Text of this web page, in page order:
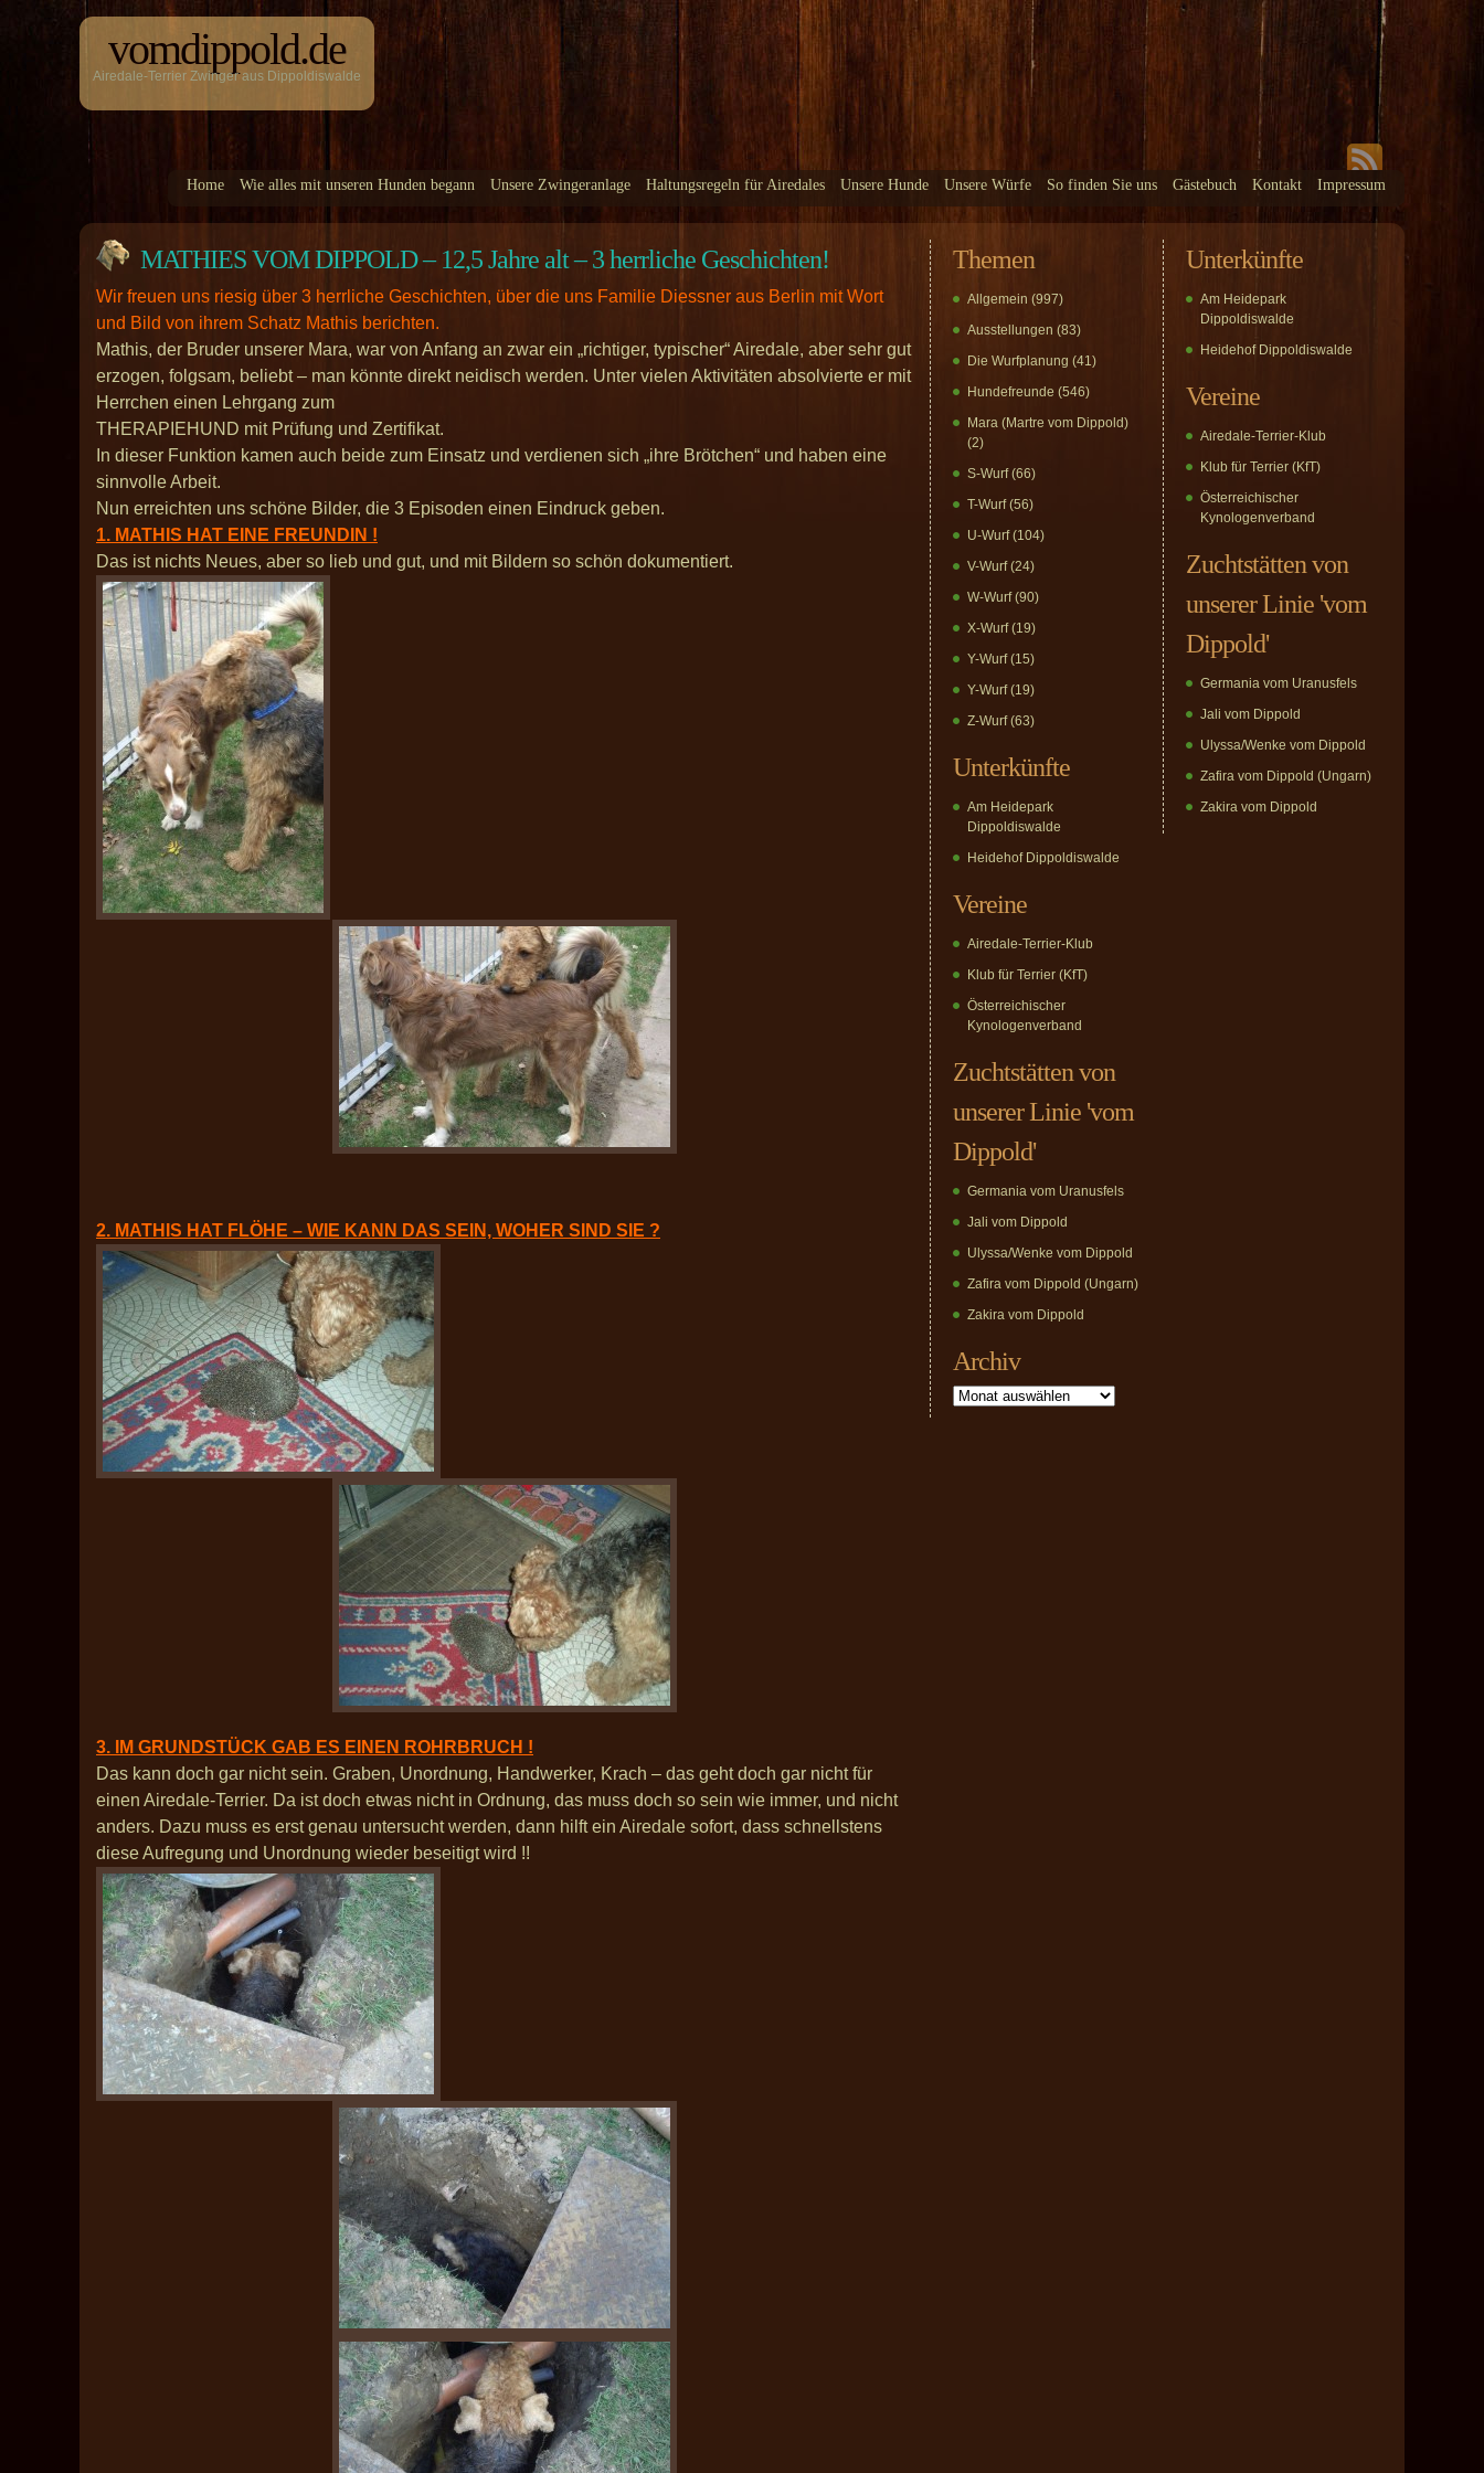
vomdippold.de
Airedale-Terrier Zwinger aus Dippoldiswalde
Home Wie alles mit unseren Hunden begann Unsere Zwingeranlage Haltungsregeln für Airedales Unsere Hunde Unsere Würfe So finden Sie uns Gästebuch Kontakt Impressum
MATHIES VOM DIPPOLD – 12,5 Jahre alt – 3 herrliche Geschichten!
Wir freuen uns riesig über 3 herrliche Geschichten, über die uns Familie Diessner aus Berlin mit Wort
und Bild von ihrem Schatz Mathis berichten.
Mathis, der Bruder unserer Mara, war von Anfang an zwar ein „richtiger, typischer“ Airedale, aber sehr gut
erzogen, folgsam, beliebt – man könnte direkt neidisch werden. Unter vielen Aktivitäten absolvierte er mit
Herrchen einen Lehrgang zum
THERAPIEHUND mit Prüfung und Zertifikat.
In dieser Funktion kamen auch beide zum Einsatz und verdienen sich „ihre Brötchen“ und haben eine
sinnvolle Arbeit.
Nun erreichten uns schöne Bilder, die 3 Episoden einen Eindruck geben.
1. MATHIS HAT EINE FREUNDIN !
Das ist nichts Neues, aber so lieb und gut, und mit Bildern so schön dokumentiert.
2. MATHIS HAT FLÖHE – WIE KANN DAS SEIN, WOHER SIND SIE ?
3. IM GRUNDSTÜCK GAB ES EINEN ROHRBRUCH !
Das kann doch gar nicht sein. Graben, Unordnung, Handwerker, Krach – das geht doch gar nicht für
einen Airedale-Terrier. Da ist doch etwas nicht in Ordnung, das muss doch so sein wie immer, und nicht
anders. Dazu muss es erst genau untersucht werden, dann hilft ein Airedale sofort, dass schnellstens
diese Aufregung und Unordnung wieder beseitigt wird !!
Themen
Allgemein (997)
Ausstellungen (83)
Die Wurfplanung (41)
Hundefreunde (546)
Mara (Martre vom Dippold)
(2)
S-Wurf(66)
T-Wurf(56)
U-Wurf(104)
V-Wurf(24)
W-Wurf(90)
X-Wurf(19)
Y-Wurf(15)
Y-Wurf(19)
Z-Wurf(63)
Unterkünfte
Am Heidepark
Dippoldiswalde
Heidehof Dippoldiswalde
Vereine
Airedale-Terrier-Klub
Klub für Terrier (KfT)
Österreichischer
Kynologenverband
Zuchtstätten von
unserer Linie 'vom
Dippold'
Germania vom Uranusfels
Jali vom Dippold
Ulyssa/Wenke vom Dippold
Zafira vom Dippold (Ungarn)
Zakira vom Dippold
Archiv
Archiv
Unterkünfte
Am Heidepark
Dippoldiswalde
Heidehof Dippoldiswalde
Vereine
Airedale-Terrier-Klub
Klub für Terrier (KfT)
Österreichischer
Kynologenverband
Zuchtstätten von
unserer Linie 'vom
Dippold'
Germania vom Uranusfels
Jali vom Dippold
Ulyssa/Wenke vom Dippold
Zafira vom Dippold (Ungarn)
Zakira vom Dippold